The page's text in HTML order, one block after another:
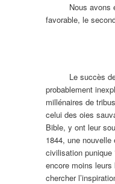
Nous avons
favorable, le
Le succès
probablement
millénaires de
celui des oies
Bible, y ont leur
1844, une nouvelle
civilisation punique
encore moins
chercher